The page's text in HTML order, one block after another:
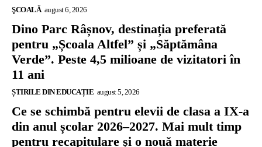
ŞCOALĂ august 6, 2026
Dino Parc Râșnov, destinația preferată
pentru „Școala Altfel” și „Săptămâna
Verde”. Peste 4,5 milioane de vizitatori în
11 ani
ȘTIRILE DIN EDUCAȚIE august 5, 2026
Ce se schimbă pentru elevii de clasa a IX-a
din anul școlar 2026–2027. Mai mult timp
pentru recapitulare și o nouă materie